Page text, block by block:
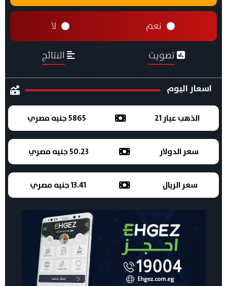
نعم لا
تصويت النتائج
اسعار اليوم
الذهب عيار 21 5865 جنيه مصري
سعر الدولار 50.23 جنيه مصري
سعر الريال 13.41 جنيه مصري